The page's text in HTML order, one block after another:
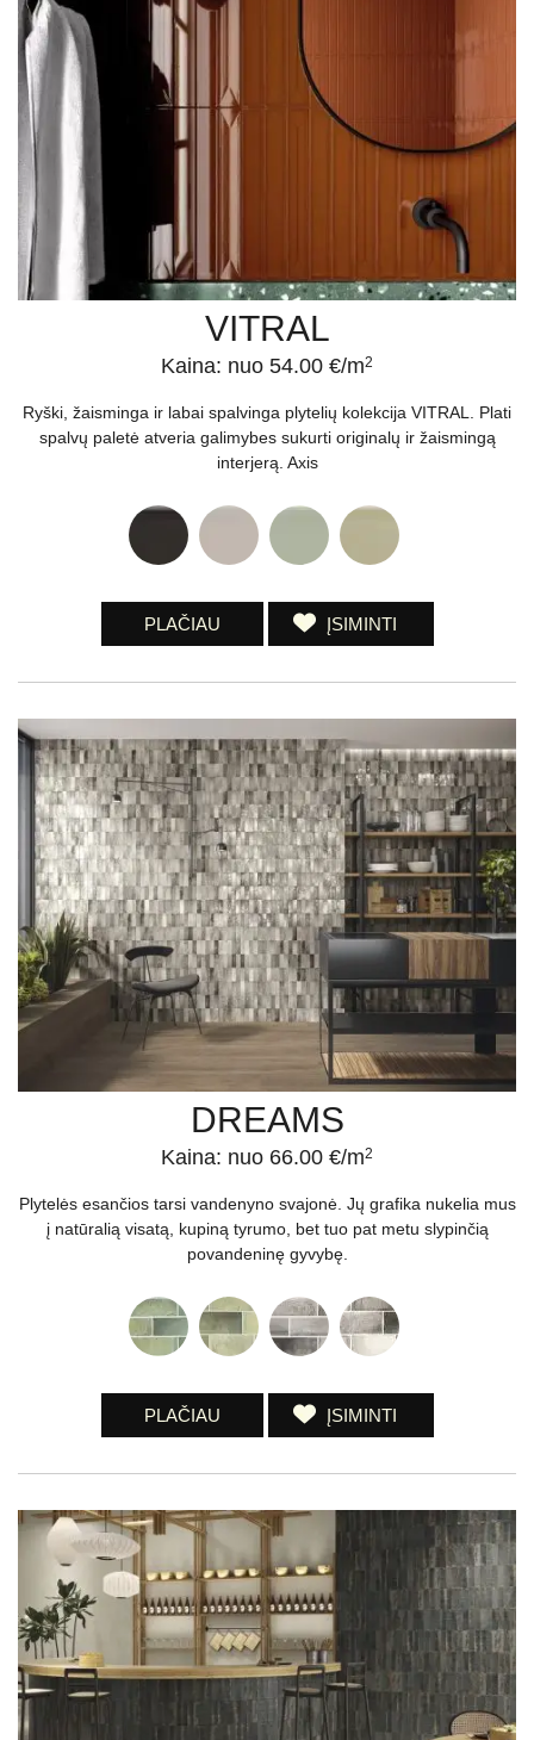
VITRAL
Kaina: nuo 54.00 €/m2
Ryški, žaisminga ir labai spalvinga plytelių kolekcija VITRAL. Plati
spalvų paletė atveria galimybes sukurti originalų ir žaismingą
interjerą. Axis
PLAČIAU ĮSIMINTI
DREAMS
Kaina: nuo 66.00 €/m2
Plytelės esančios tarsi vandenyno svajonė. Jų grafika nukelia mus
į natūralią visatą, kupiną tyrumo, bet tuo pat metu slypinčią
povandeninę gyvybę.
PLAČIAU ĮSIMINTI